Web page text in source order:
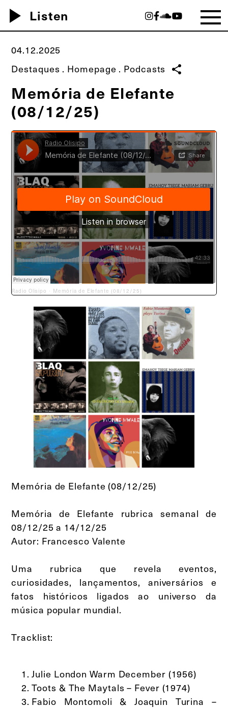
play_arrow Listen
04.12.2025
Destaques . Homepage . Podcasts share
Memória de Elefante
(08/12/25)
Radio Olisipo · Memória de Elefante (08/12/25)
Memória de Elefante (08/12/25)
Memória de Elefante rubrica semanal de
08/12/25 a 14/12/25
Autor: Francesco Valente
Uma rubrica que revela eventos,
curiosidades, lançamentos, aniversários e
fatos históricos ligados ao universo da
música popular mundial.
Tracklist:
Julie London Warm December (1956)
Toots & The Maytals – Fever (1974)
Fabio Montomoli & Joaquin Turina –